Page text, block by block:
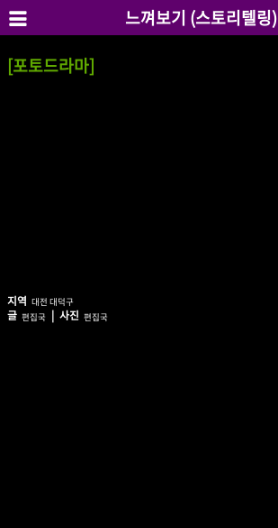
느껴보기 (스토리텔링)
[포토드라마]
지역 대전 대덕구
글 편집국 | 사진 편집국